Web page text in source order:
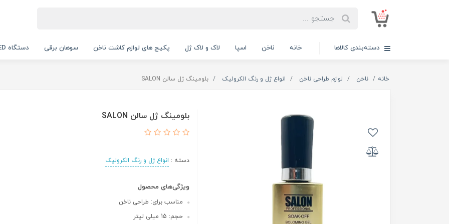
دسته‌بندی کالاها خانه ناخن اسپا لاک و لاک ژل پکیج های لوازم کاشت ناخن سوهان برقی دستگاه UV LED
خانه ناخن لوازم طراحی ناخن انواع ژل و رنگ الکرولیک بلومینگ ژل سالن SALON
بلومینگ ژل سالن SALON
دسته : انواع ژل و رنگ الکرولیک
ویژگی‌های محصول
مناسب برای: طراحی ناخن
حجم: 15 میلی لیتر